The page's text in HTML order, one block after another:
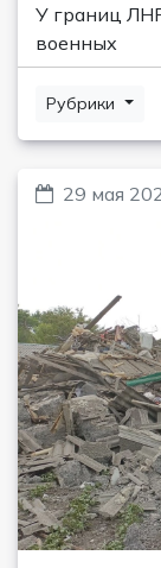
У границ
военных
Рубрики
29 мая